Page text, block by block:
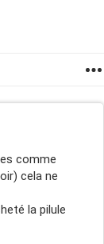
comme
cela ne
la pilule